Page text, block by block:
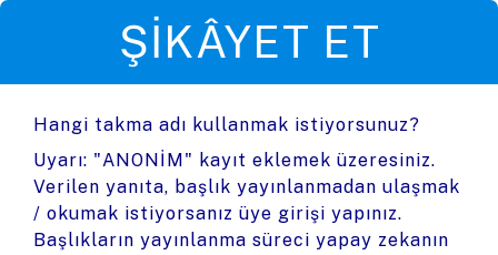
ŞIKÂYET ET
Hangi takma adı kullanmak istiyorsunuz?
Uyarı: "ANONİM" kayıt eklemek üzeresiniz.
Verilen yanıta, başlık yayınlanmadan ulaşmak
/ okumak istiyorsanız üye girişi yapınız.
Başlıkların yayınlanma süreci yapay zekanın